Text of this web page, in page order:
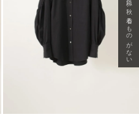
急に秋、着るものがない